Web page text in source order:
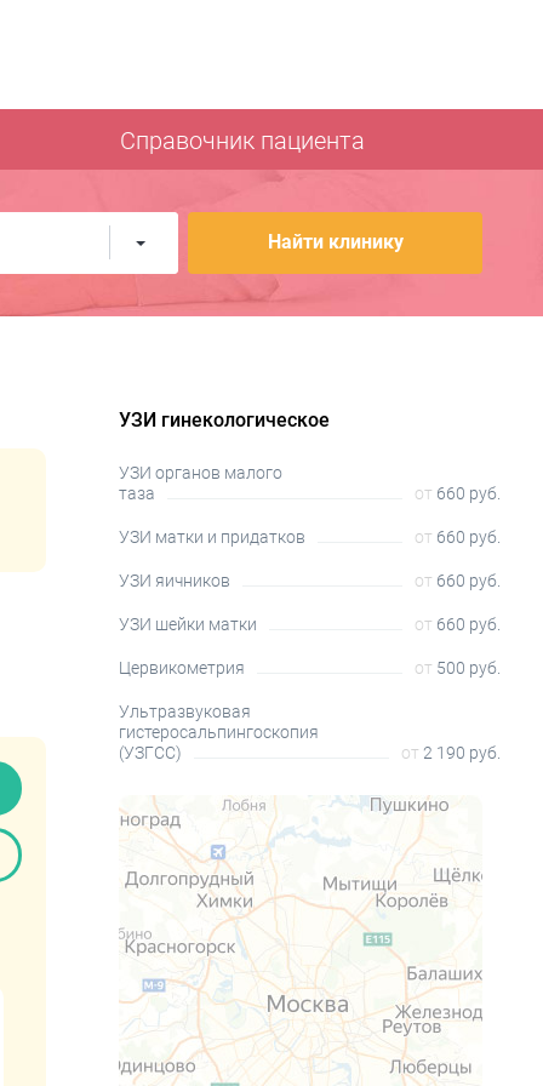
Справочник пациента
Найти клинику
УЗИ гинекологическое
УЗИ органов малого
таза
от 660 руб.
УЗИ матки и придатков от 660 руб.
УЗИ яичников от 660 руб.
УЗИ шейки матки от 660 руб.
Цервикометрия от 500 руб.
Ультразвуковая
гистеросальпингоскопия
(УЗГСС)
от 2 190 руб.